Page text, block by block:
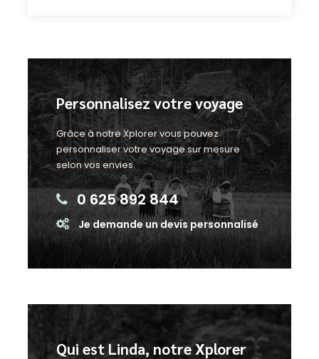
Personnalisez votre voyage
Grâce à notre Xplorer vous pouvez
personnaliser votre voyage sur mesure
selon vos envies.
0 625 892 844
Je demande un devis personnalisé
Qui est Linda, notre Xplorer